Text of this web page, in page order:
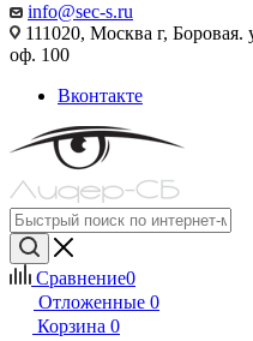
info@sec-s.ru
111020, Москва г,
оф. 100
Вконтакте
Сравнение0
Отложенные 0
Корзина 0